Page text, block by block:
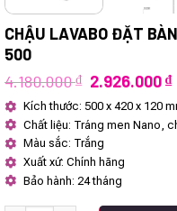
CHẬU LAVABO ĐẶT
500
4.180.000₫ Giá
là:
4.180.000 ₫.
2.926.000₫
Kích thước: 500 x 420 x 120
Chất liệu: Tráng men Nano,
Màu sắc: Trắng
Xuất xứ: Chính hãng
Bảo hành: 24 tháng